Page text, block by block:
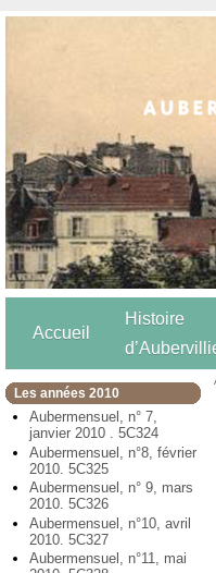
Accueil
Histoire
Les années 2010
Aubermensuel, n° 7,
janvier 2010 . 5C324
Aubermensuel, n°8, février
2010. 5C325
Aubermensuel, n° 9, mars
2010. 5C326
Aubermensuel, n°10, avril
2010. 5C327
Aubermensuel, n°11, mai